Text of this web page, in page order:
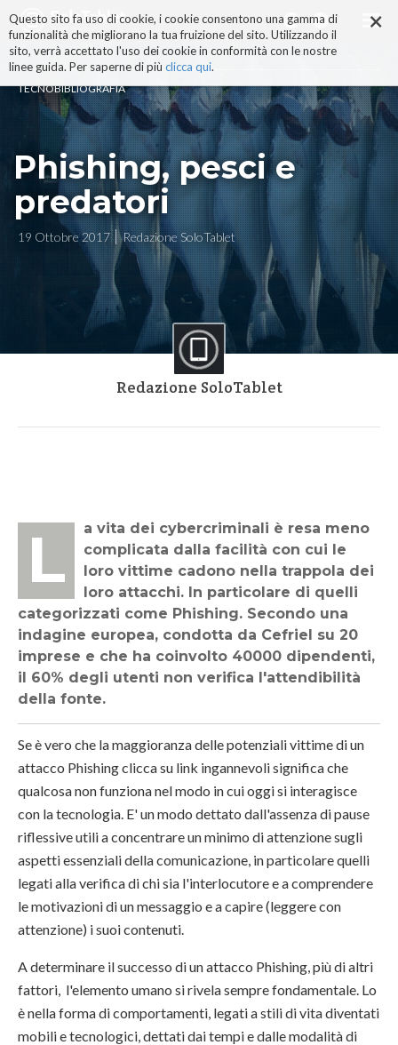
×
Questo sito fa uso di cookie, i cookie consentono una gamma di
funzionalità che migliorano la tua fruizione del sito. Utilizzando il
sito, verrà accettato l'uso dei cookie in conformità con le nostre
linee guida. Per saperne di più clicca qui.
ai
contenuti.
|
alla
navigazione
TECNOBIBLIOGRAFIA
Phishing, pesci e
predatori
19 Ottobre 2017 Redazione SoloTablet
Redazione SoloTablet
La vita dei cybercriminali è resa meno
complicata dalla facilità con cui le
loro vittime cadono nella trappola dei
loro attacchi. In particolare di quelli
categorizzati come Phishing. Secondo una
indagine europea, condotta da Cefriel su 20
imprese e che ha coinvolto 40000 dipendenti,
il 60% degli utenti non verifica l'attendibilità
della fonte.
Se è vero che la maggioranza delle potenziali vittime di un
attacco Phishing clicca su link ingannevoli significa che
qualcosa non funziona nel modo in cui oggi si interagisce
con la tecnologia. E' un modo dettato dall'assenza di pause
riflessive utili a concentrare un minimo di attenzione sugli
aspetti essenziali della comunicazione, in particolare quelli
legati alla verifica di chi sia l'interlocutore e a comprendere
le motivazioni di un messaggio e a capire (leggere con
attenzione) i suoi contenuti.
A determinare il successo di un attacco Phishing, più di altri
fattori, l'elemento umano si rivela sempre fondamentale. Lo
è nella forma di comportamenti, legati a stili di vita diventati
mobili e tecnologici, dettati dai tempi e dalle modalità di